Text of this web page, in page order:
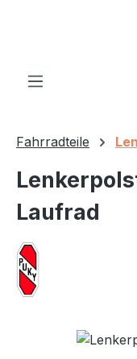
Fahrradteile
Laufrad
Bildergalerie